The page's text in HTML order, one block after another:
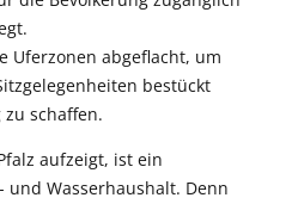
Uferzonen abgeflacht, um
bestückt
schaffen.
aufzeigt, ist ein
Wasserhaushalt. Denn